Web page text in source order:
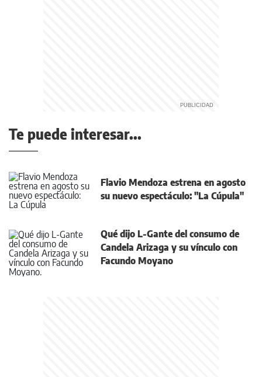
Te puede interesar...
Flavio Mendoza estrena en agosto
su nuevo espectáculo: "La Cúpula"
Qué dijo L-Gante del consumo de
Candela Arizaga y su vínculo con
Facundo Moyano